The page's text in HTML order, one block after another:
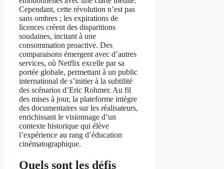
Cependant, cette révolution n’est pas
sans ombres ; les expirations de
licences créent des disparitions
soudaines, incitant à une
consommation proactive. Des
comparaisons émergent avec d’autres
services, où Netflix excelle par sa
portée globale, permettant à un public
international de s’initier à la subtilité
des scénarios d’Eric Rohmer. Au fil
des mises à jour, la plateforme intègre
des documentaires sur les réalisateurs,
enrichissant le visionnage d’un
contexte historique qui élève
l’expérience au rang d’éducation
cinématographique.
Quels sont les défis